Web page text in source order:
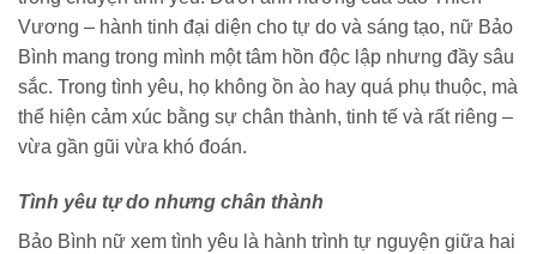
Vương – hành tinh đại diện cho tự do và sáng tạo, nữ Bảo
Bình mang trong mình một tâm hồn độc lập nhưng đầy sâu
sắc. Trong tình yêu, họ không ồn ào hay quá phụ thuộc, mà
thể hiện cảm xúc bằng sự chân thành, tinh tế và rất riêng –
vừa gần gũi vừa khó đoán.
Tình yêu tự do nhưng chân thành
Bảo Bình nữ xem tình yêu là hành trình tự nguyện giữa hai